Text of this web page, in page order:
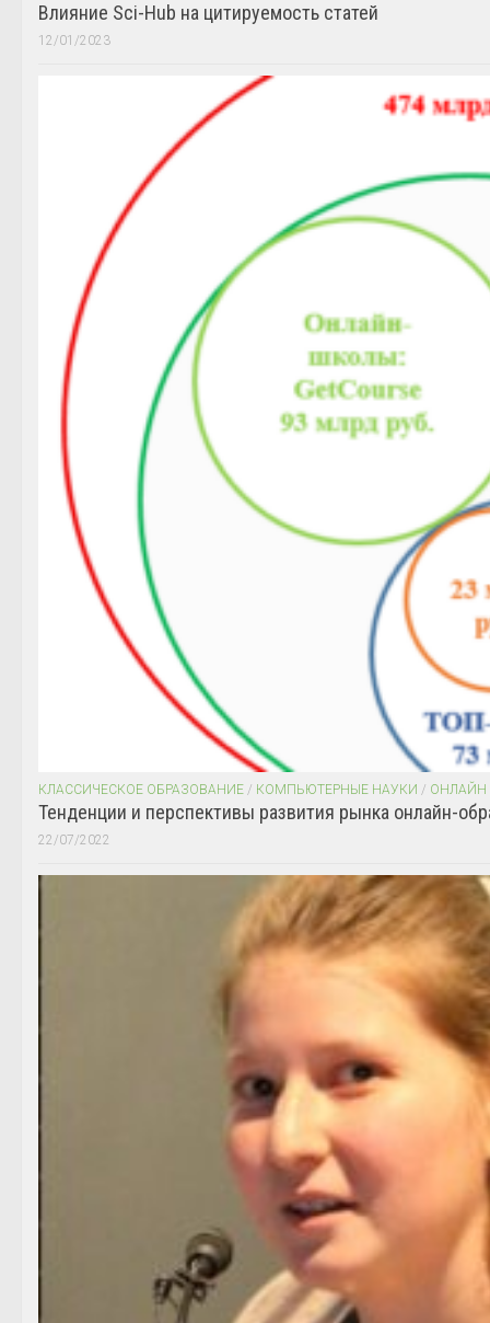
Влияние Sci-Hub на цитируемость статей
12/01/2023
КЛАССИЧЕСКОЕ ОБРАЗОВАНИЕ / КОМПЬЮТЕРНЫЕ НАУКИ / ОНЛАЙН
Тенденции и перспективы развития рынка онлайн-
22/07/2022